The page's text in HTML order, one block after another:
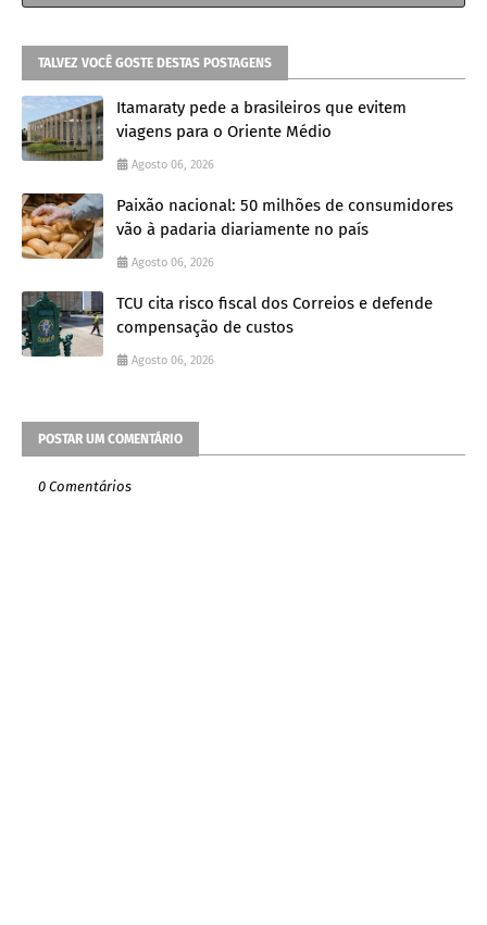
TALVEZ VOCÊ GOSTE DESTAS POSTAGENS
Itamaraty pede a brasileiros que evitem
viagens para o Oriente Médio
Agosto 06, 2026
Paixão nacional: 50 milhões de consumidores
vão à padaria diariamente no país
Agosto 06, 2026
TCU cita risco fiscal dos Correios e defende
compensação de custos
Agosto 06, 2026
POSTAR UM COMENTÁRIO
0 Comentários